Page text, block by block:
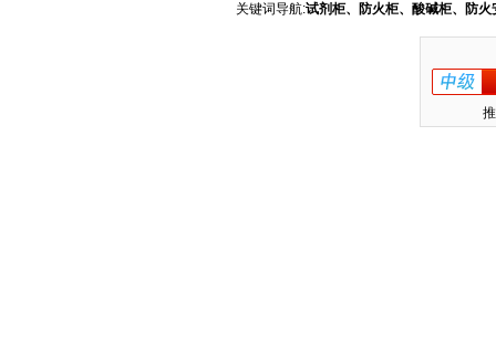
关键词导航:试剂柜、防火柜、酸碱柜、防